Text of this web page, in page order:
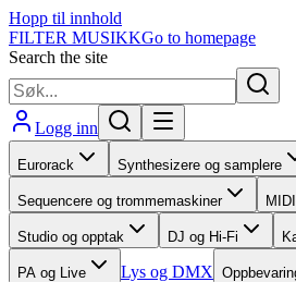
Hopp til innhold
FILTER MUSIKKGo to homepage
Search the site
Logg inn
Eurorack Synthesizere og samplere
Sequencere og trommemaskiner
Studio og opptak DJ og Hi-Fi
PA og Live Lys og DMX